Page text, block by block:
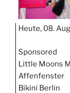
Heute, 08. Aug
Sponsored
Little Moons
Affenfenster
Bikini Berlin